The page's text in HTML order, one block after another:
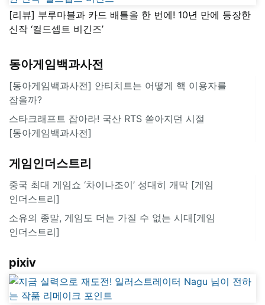
[리뷰] 부루마블과 카드 배틀을 한 번에! 10년 만에 등장한
신작 ‘컬드셉트 비긴즈’
동아게임백과사전
[동아게임백과사전] 안티치트는 어떻게 핵 이용자를
잡을까?
스타크래프트 잡아라! 국산 RTS 쏟아지던 시절
[동아게임백과사전]
게임인더스트리
중국 최대 게임쇼 ‘차이나조이’ 성대히 개막 [게임
인더스트리]
소유의 종말, 게임도 더는 가질 수 없는 시대[게임
인더스트리]
pixiv